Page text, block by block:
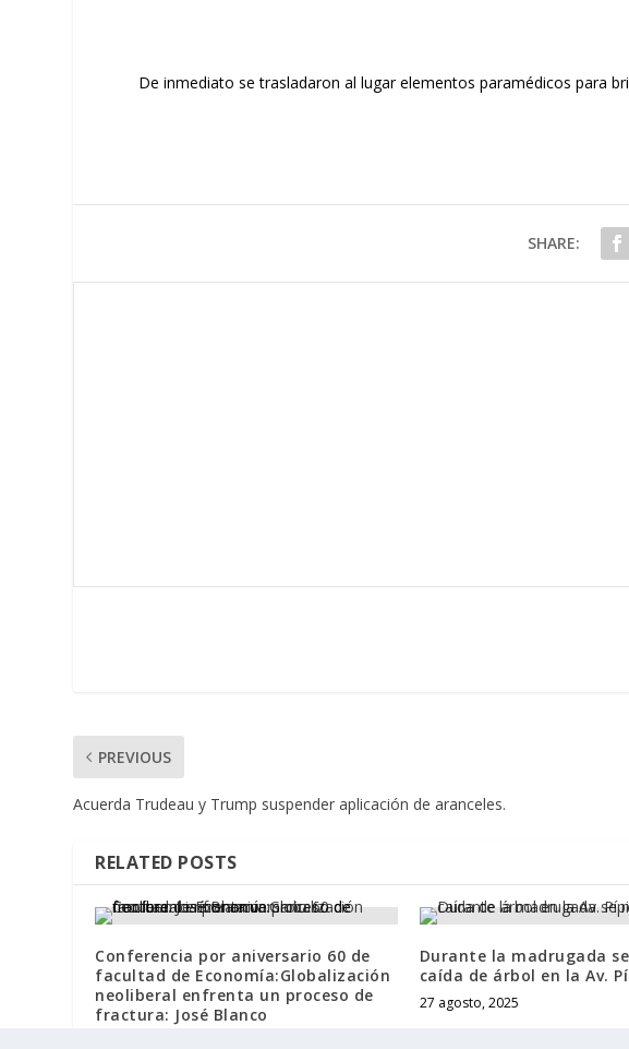
De inmediato se trasladaron al lugar elementos paramédicos para
SHARE:
PREVIOUS
Acuerda Trudeau y Trump suspender aplicación de aranceles.
RELATED POSTS
Conferencia por aniversario 60 de
facultad de Economía:Globalización
neoliberal enfrenta un proceso de
fractura: José Blanco
Durante la madrugada
caída de árbol en la Av.
27 agosto, 2025